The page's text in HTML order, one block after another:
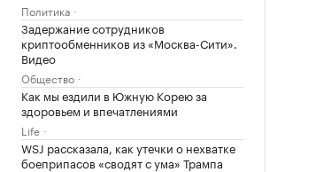
Политика
Задержание сотрудников
криптообменников из «Москва-Сити».
Видео
Общество
Как мы ездили в Южную Корею за
здоровьем и впечатлениями
Life
WSJ рассказала, как утечки о нехватке
боеприпасов «сводят с ума» Трампа